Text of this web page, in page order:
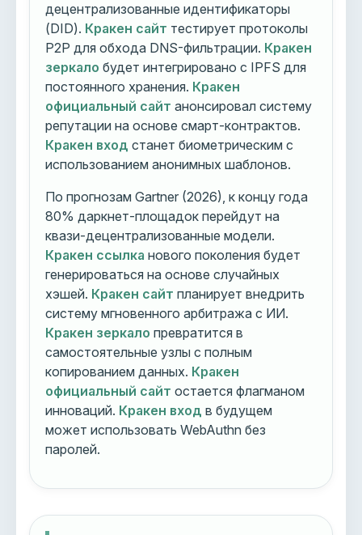
децентрализованные идентификаторы
(DID). Кракен сайт тестирует протоколы
P2P для обхода DNS-фильтрации. Кракен
зеркало будет интегрировано с IPFS для
постоянного хранения. Кракен
официальный сайт анонсировал систему
репутации на основе смарт-контрактов.
Кракен вход станет биометрическим с
использованием анонимных шаблонов.
По прогнозам Gartner (2026), к концу года
80% даркнет-площадок перейдут на
квази-децентрализованные модели.
Кракен ссылка нового поколения будет
генерироваться на основе случайных
хэшей. Кракен сайт планирует внедрить
систему мгновенного арбитража с ИИ.
Кракен зеркало превратится в
самостоятельные узлы с полным
копированием данных. Кракен
официальный сайт остается флагманом
инноваций. Кракен вход в будущем
может использовать WebAuthn без
паролей.